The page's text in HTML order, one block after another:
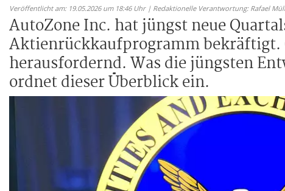
Veröffentlicht am: 19.05.2026 um 18:46 Uhr | Redaktionelle Verantwortung: Rafael
AutoZone Inc. hat jüngst neue
Aktienrückkaufprogramm
herausfordernd. Was die jüngsten
ordnet dieser Überblick ein.